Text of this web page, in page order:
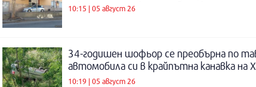
10:15 | 05 август 26
34-годишен шофьор се преобърна по
автомобила си в крайпътна канавка на
10:19 | 05 август 26